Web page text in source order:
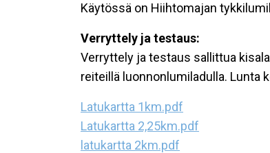
Käytössä on Hiihtomajan
Verryttely ja testaus:
Verryttely ja testaus sallittua
reiteillä luonnonlumiladulla. Lunta
Latukartta 1km.pdf
Latukartta 2,25km.pdf
latukartta 2km.pdf